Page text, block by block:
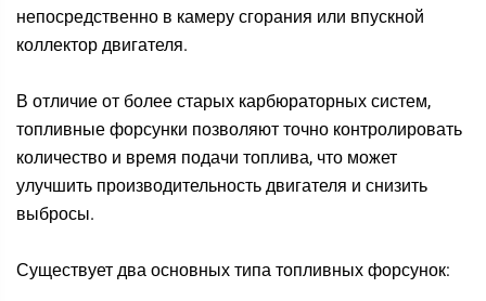
непосредственно в камеру сгорания или впускной
коллектор двигателя.
В отличие от более старых карбюраторных систем,
топливные форсунки позволяют точно контролировать
количество и время подачи топлива, что может
улучшить производительность двигателя и снизить
выбросы.
Существует два основных типа топливных форсунок: